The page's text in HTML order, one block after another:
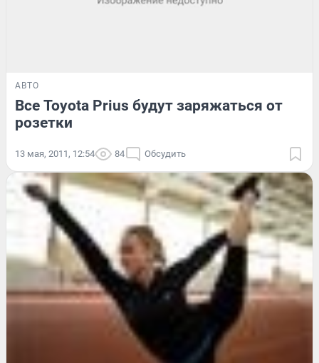
АВТО
Все Toyota Prius будут заряжаться от
розетки
13 мая, 2011, 12:54 84 Обсудить